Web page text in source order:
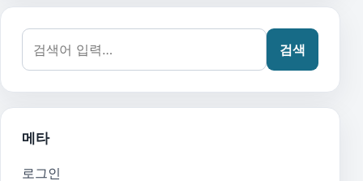
검색어:
검색
메타
로그인